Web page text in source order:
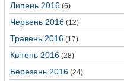
Липень 2016 (6)
Червень 2016 (12)
Травень 2016 (17)
Квітень 2016 (28)
Березень 2016 (24)